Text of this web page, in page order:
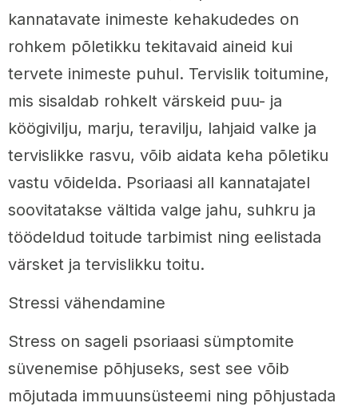
kannatavate inimeste kehakudedes on
rohkem põletikku tekitavaid aineid kui
tervete inimeste puhul. Tervislik toitumine,
mis sisaldab rohkelt värskeid puu- ja
köögivilju, marju, teravilju, lahjaid valke ja
tervislikke rasvu, võib aidata keha põletiku
vastu võidelda. Psoriaasi all kannatajatel
soovitatakse vältida valge jahu, suhkru ja
töödeldud toitude tarbimist ning eelistada
värsket ja tervislikku toitu.
Stressi vähendamine
Stress on sageli psoriaasi sümptomite
süvenemise põhjuseks, sest see võib
mõjutada immuunsüsteemi ning põhjustada